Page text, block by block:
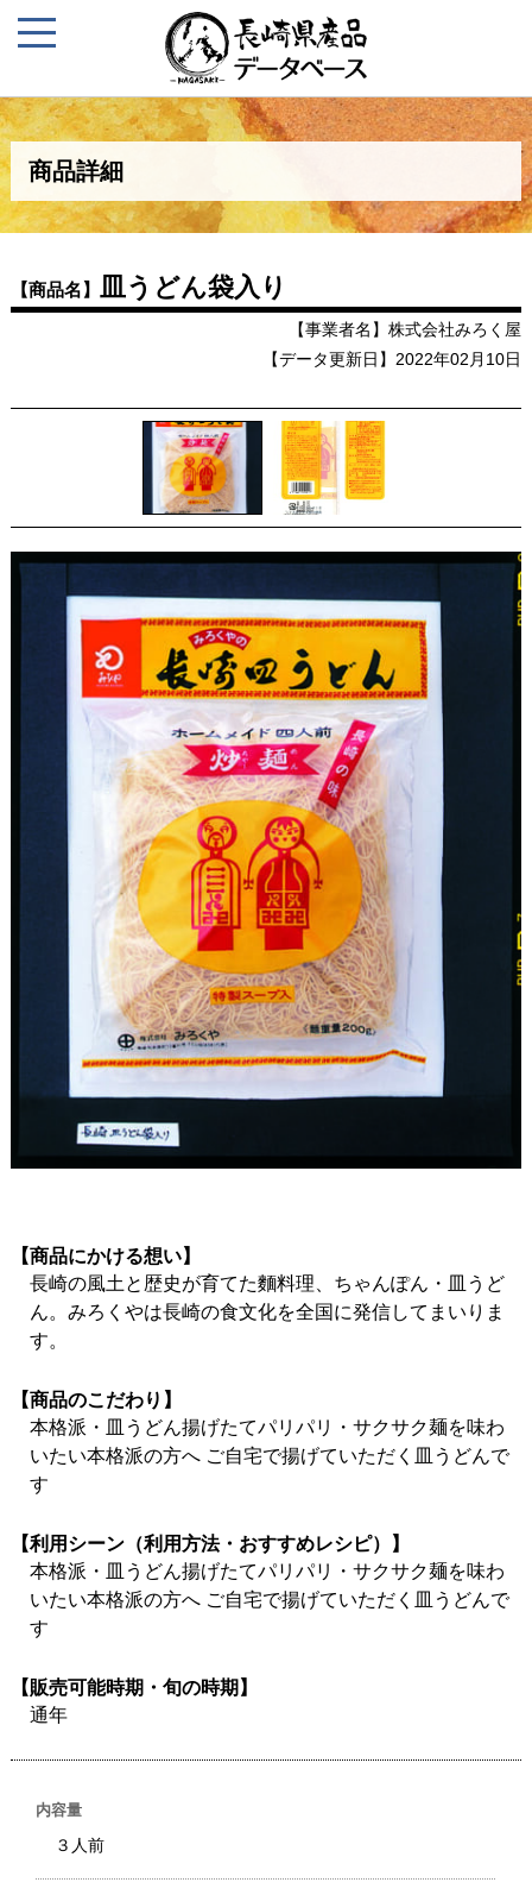
商品詳細
【商品名】 皿うどん袋入り
【事業者名】株式会社みろく屋
【データ更新日】2022年02月10日
【商品にかける想い】
長崎の風土と歴史が育てた麵料理、ちゃんぽん・皿うど
ん。みろくやは長崎の食文化を全国に発信してまいりま
す。
【商品のこだわり】
本格派・皿うどん揚げたてパリパリ・サクサク麺を味わ
いたい本格派の方へ ご自宅で揚げていただく皿うどんで
す
【利用シーン（利用方法・おすすめレシピ）】
本格派・皿うどん揚げたてパリパリ・サクサク麺を味わ
いたい本格派の方へ ご自宅で揚げていただく皿うどんで
す
【販売可能時期・旬の時期】
通年
内容量
３人前